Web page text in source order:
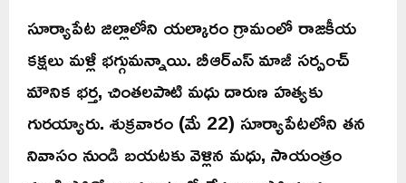
సూర్యాపేట జిల్లాలోని యల్కారం గ్రామంలో రాజకీయ
కక్షలు మళ్లీ భగ్గుమన్నాయి. బీఆర్ఎస్ మాజీ సర్పంచ్
మౌనిక భర్త, చింతలపాటి మధు దారుణ హత్యకు
గురయ్యారు. శుక్రవారం (మే 22) సూర్యాపేటలోని తన
నివాసం నుండి బయటకు వెళ్లిన మధు, సాయంత్రం